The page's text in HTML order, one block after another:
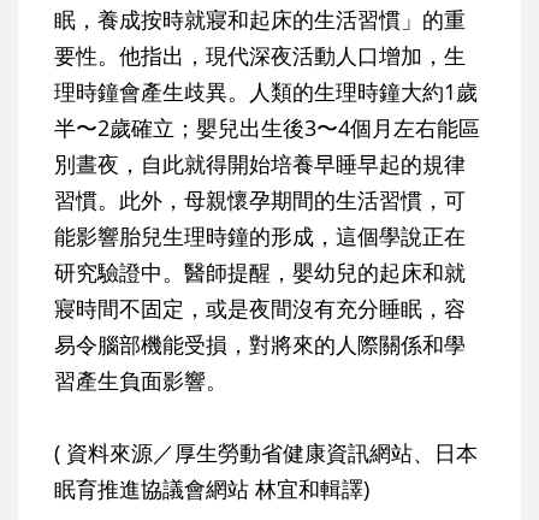
眠，養成按時就寢和起床的生活習慣」的重
要性。他指出，現代深夜活動人口增加，生
理時鐘會產生歧異。人類的生理時鐘大約1歲
半〜2歲確立；嬰兒出生後3〜4個月左右能區
別晝夜，自此就得開始培養早睡早起的規律
習慣。此外，母親懷孕期間的生活習慣，可
能影響胎兒生理時鐘的形成，這個學說正在
研究驗證中。醫師提醒，嬰幼兒的起床和就
寢時間不固定，或是夜間沒有充分睡眠，容
易令腦部機能受損，對將來的人際關係和學
習產生負面影響。
( 資料來源／厚生勞動省健康資訊網站、日本
眠育推進協議會網站 林宜和輯譯)